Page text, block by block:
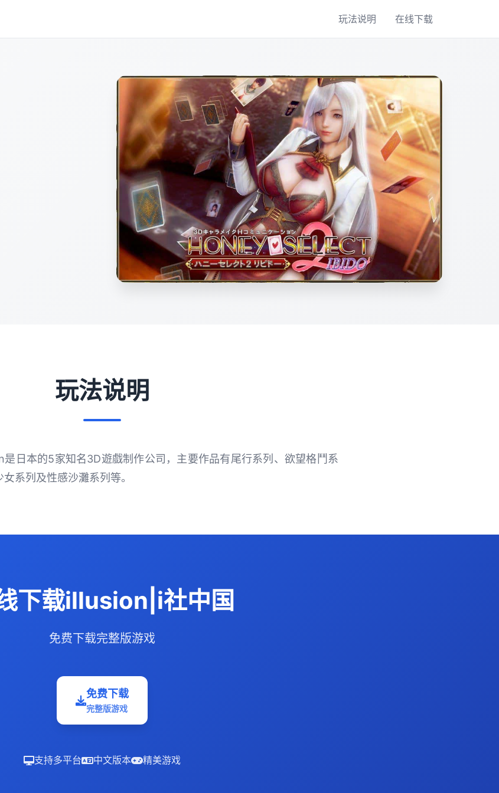
玩法说明 在线下载
玩法说明
日本的5家知名3D遊戲制作公司，主要作品有尾行系列、欲望格鬥系
系列及性感沙灘系列等。
下载illusion|i社中国
免费下载完整版游戏
免费下载
完整版游戏
支持多平台 中文版本 精美游戏